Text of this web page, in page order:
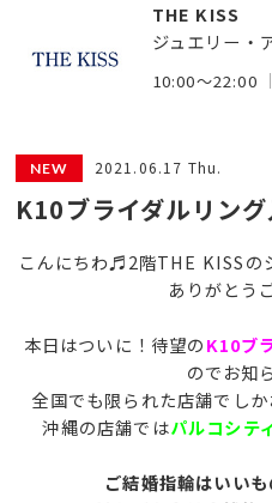
THE KISS
ジュエリー・
10:00～22:00
2021.06.17 Thu.
K10ブライダルリン
こんにちわ♬2階THE KISSの
ありがとう
本日はついに！待望のK10ブ
のでお知
全国でも限られた店舗でし
沖縄の店舗ではパルコシテ
ご結婚指輪はいいも